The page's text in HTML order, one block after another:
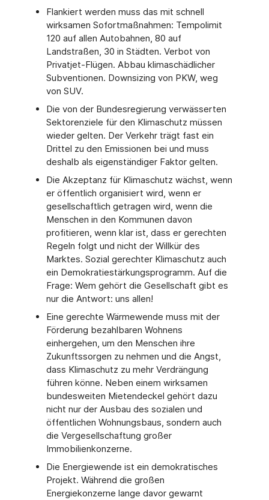
Flankiert werden muss das mit schnell
wirksamen Sofortmaßnahmen: Tempolimit
120 auf allen Autobahnen, 80 auf
Landstraßen, 30 in Städten. Verbot von
Privatjet-Flügen. Abbau klimaschädlicher
Subventionen. Downsizing von PKW, weg
von SUV.
Die von der Bundesregierung verwässerten
Sektorenziele für den Klimaschutz müssen
wieder gelten. Der Verkehr trägt fast ein
Drittel zu den Emissionen bei und muss
deshalb als eigenständiger Faktor gelten.
Die Akzeptanz für Klimaschutz wächst, wenn
er öffentlich organisiert wird, wenn er
gesellschaftlich getragen wird, wenn die
Menschen in den Kommunen davon
profitieren, wenn klar ist, dass er gerechten
Regeln folgt und nicht der Willkür des
Marktes. Sozial gerechter Klimaschutz auch
ein Demokratiestärkungsprogramm. Auf die
Frage: Wem gehört die Gesellschaft gibt es
nur die Antwort: uns allen!
Eine gerechte Wärmewende muss mit der
Förderung bezahlbaren Wohnens
einhergehen, um den Menschen ihre
Zukunftssorgen zu nehmen und die Angst,
dass Klimaschutz zu mehr Verdrängung
führen könne. Neben einem wirksamen
bundesweiten Mietendeckel gehört dazu
nicht nur der Ausbau des sozialen und
öffentlichen Wohnungsbaus, sondern auch
die Vergesellschaftung großer
Immobilienkonzerne.
Die Energiewende ist ein demokratisches
Projekt. Während die großen
Energiekonzerne lange davor gewarnt